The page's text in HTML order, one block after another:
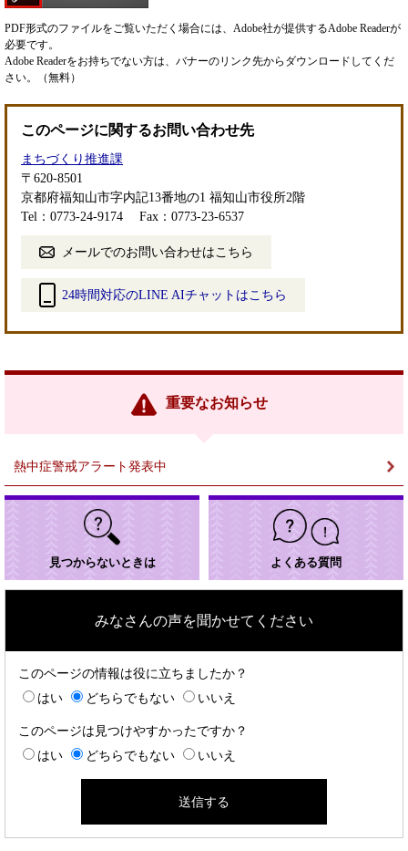
PDF形式のファイルをご覧いただく場合には、Adobe社が提供するAdobe Readerが
必要です。
Adobe Readerをお持ちでない方は、バナーのリンク先からダウンロードしてくだ
さい。（無料）
このページに関するお問い合わせ先
まちづくり推進課
〒620-8501
京都府福知山市字内記13番地の1 福知山市役所2階
Tel：0773-24-9174
Fax：0773-23-6537
メールでのお問い合わせはこちら
24時間対応のLINE AIチャットはこちら
リ
重要なお知らせ
熱中症警戒アラート発表中
見つからないときは よくある質問
みなさんの声を聞かせてください
このページの情報は役に立ちましたか？
はい
どちらでもない いいえ
このページは見つけやすかったですか？
はい
どちらでもない いいえ